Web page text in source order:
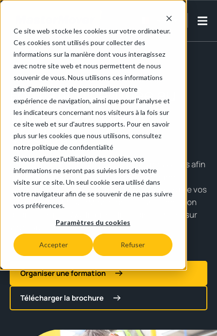
Ce site web stocke les cookies sur votre ordinateur.
Ces cookies sont utilisés pour collecter des
informations sur la manière dont vous interagissez
avec notre site web et nous permettent de nous
souvenir de vous. Nous utilisons ces informations
afin d'améliorer et de personnaliser votre
expérience de navigation, ainsi que pour l'analyse et
les indicateurs concernant nos visiteurs à la fois sur
ce site web et sur d'autres supports. Pour en savoir
plus sur les cookies que nous utilisons, consultez
notre politique de confidentialité
Si vous refusez l'utilisation des cookies, vos
informations ne seront pas suivies lors de votre
visite sur ce site. Un seul cookie sera utilisé dans
votre navigateur afin de se souvenir de ne pas suivre
vos préférences.
Paramètres du cookies
Accepter Refuser
FR-FR
Accueil/ SAV & Support client/ Formation
Formation certifiée au
tracteur pousseur
électrique
Formez vos opérateurs aux tracteurs pousseurs afin
de sécuriser vos opérations de manutention,
garantir la conformité et tirer pleinement parti de vos
équipements MasterMover, grâce à une formation
dédiée certifiée Qualiopi, réalisée directement sur
Organiser une formation
Télécharger la brochure